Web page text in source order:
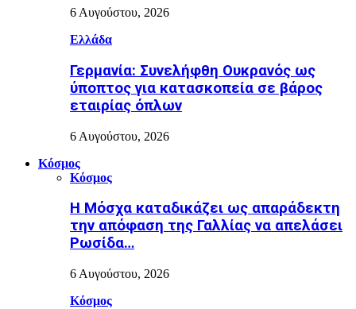
6 Αυγούστου, 2026
Ελλάδα
Γερμανία: Συνελήφθη Ουκρανός ως
ύποπτος για κατασκοπεία σε βάρος
εταιρίας όπλων
6 Αυγούστου, 2026
Κόσμος
Κόσμος
Η Μόσχα καταδικάζει ως απαράδεκτη
την απόφαση της Γαλλίας να απελάσει
Ρωσίδα…
6 Αυγούστου, 2026
Κόσμος